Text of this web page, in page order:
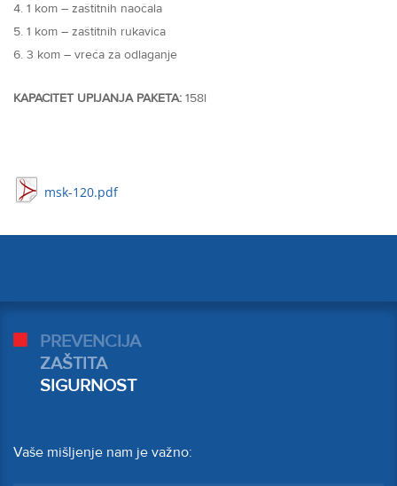
1 kom – zaštitnih naočala
1 kom – zaštitnih rukavica
3 kom – vreća za odlaganje
KAPACITET UPIJANJA PAKETA: 158l
msk-120.pdf
PREVENCIJA
ZAŠTITA
SIGURNOST
Vaše mišljenje nam je važno: